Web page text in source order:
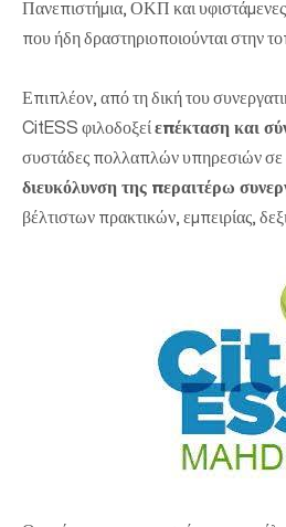
Πανεπιστήμια, ΟΚΠ και υφιστάμενες
που ήδη δραστηριοποιούνται στην
Επιπλέον, από τη δική του
CitESS φιλοδοξείεπέκταση και
συστάδες πολλαπλών υπηρεσιών σε
διευκόλυνση της περαιτέρω
βέλτιστων πρακτικών, εμπειρίας,